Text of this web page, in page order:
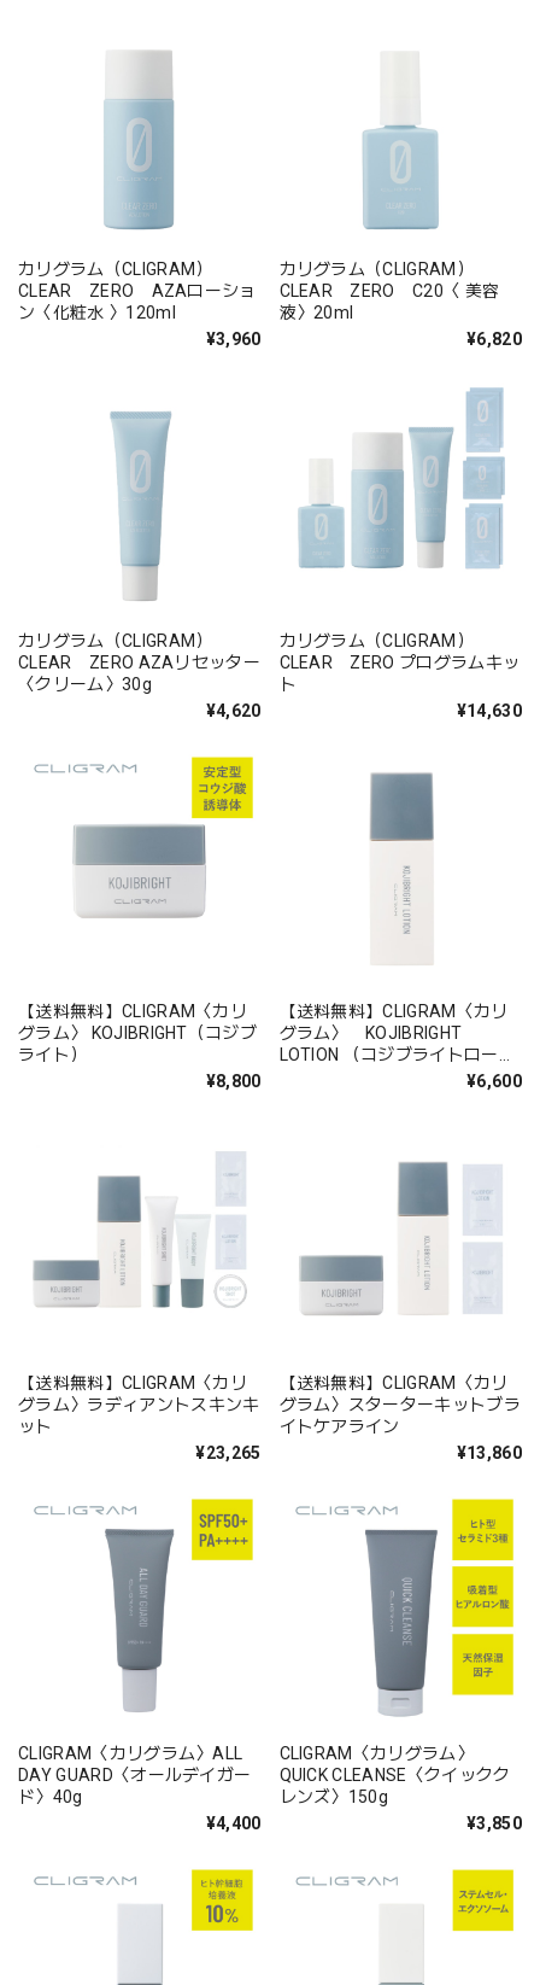
カリグラム（CLIGRAM）
CLEAR ZERO AZAローショ
ン〈化粧水 〉120ml
¥3,960
カリグラム（CLIGRAM）
CLEAR ZERO C20〈 美容
液〉20ml
¥6,820
カリグラム（CLIGRAM）
CLEAR ZERO AZAリセッター
〈クリーム〉30g
¥4,620
カリグラム（CLIGRAM）
CLEAR ZERO プログラムキッ
ト
¥14,630
【送料無料】CLIGRAM〈カリ
グラム〉 KOJIBRIGHT（コジブ
ライト）
¥8,800
【送料無料】CLIGRAM〈カリ
グラム〉 KOJIBRIGHT
LOTION （コジブライトローシ
¥6,600
【送料無料】CLIGRAM〈カリ
グラム〉ラディアントスキンキ
ット
¥23,265
【送料無料】CLIGRAM〈カリ
グラム〉スターターキットブラ
イトケアライン
¥13,860
CLIGRAM〈カリグラム〉ALL
DAY GUARD〈オールデイガー
ド〉40g
¥4,400
CLIGRAM〈カリグラム〉
QUICK CLEANSE〈クイックク
レンズ〉150g
¥3,850